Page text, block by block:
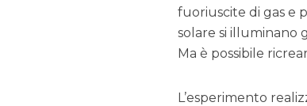
fuoriuscite di gas e
solare si illuminano
Ma è possibile
L’esperimento